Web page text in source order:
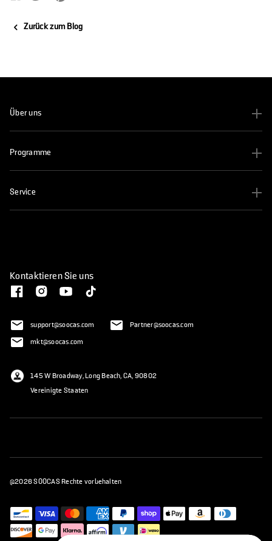
Zurück zum Blog
Über uns
Programme
Service
Kontaktieren Sie uns
support@soocas.com
Partner@soocas.com
mkt@soocas.com
145 W Broadway, Long Beach, CA, 90802
Vereinigte Staaten
@2026 SOOCAS Rechte vorbehalten